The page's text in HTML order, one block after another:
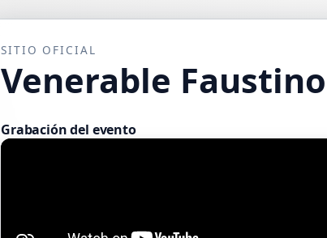
SITIO OFICIAL
Venerable
Grabación del evento